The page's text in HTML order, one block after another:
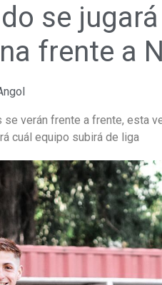
se
frente a
verán frente a frente, esta
cuál equipo subirá de liga